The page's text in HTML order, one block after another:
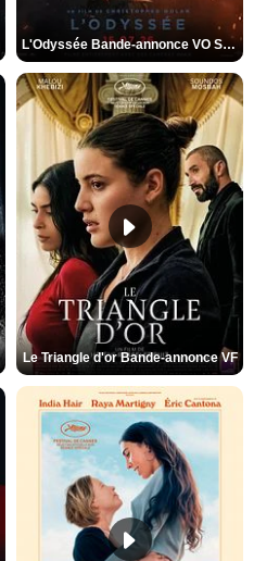
L'Odyssée Bande-annonce VO STFR
Le Triangle d'or Bande-annonce VF